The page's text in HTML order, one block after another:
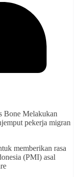
Bone Melakukan
pekerja migran
memberikan rasa
(PMI) asal